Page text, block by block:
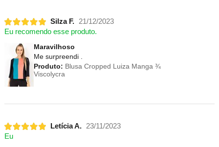
Silza F.
21/12/2023
Eu recomendo esse produto.
Maravilhoso
Me surpreendi .
Produto: Blusa Cropped Luiza Manga ¾
Viscolycra
Letícia A.
23/11/2023
Eu